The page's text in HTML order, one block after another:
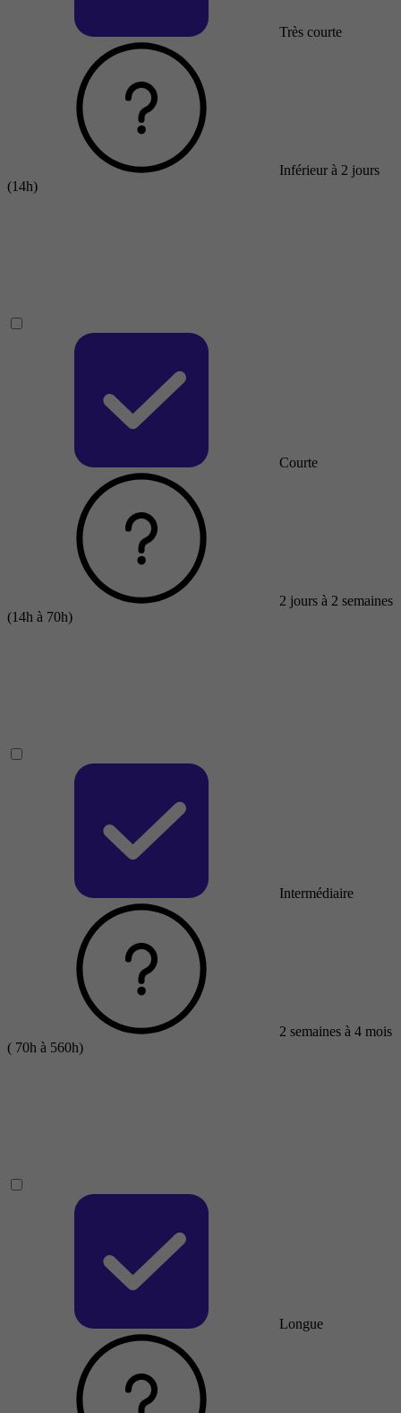
Très courte
Inférieur à 2 jours
(14h)
Courte
2 jours à 2 semaines
(14h à 70h)
Intermédiaire
2 semaines à 4 mois
( 70h à 560h)
Longue